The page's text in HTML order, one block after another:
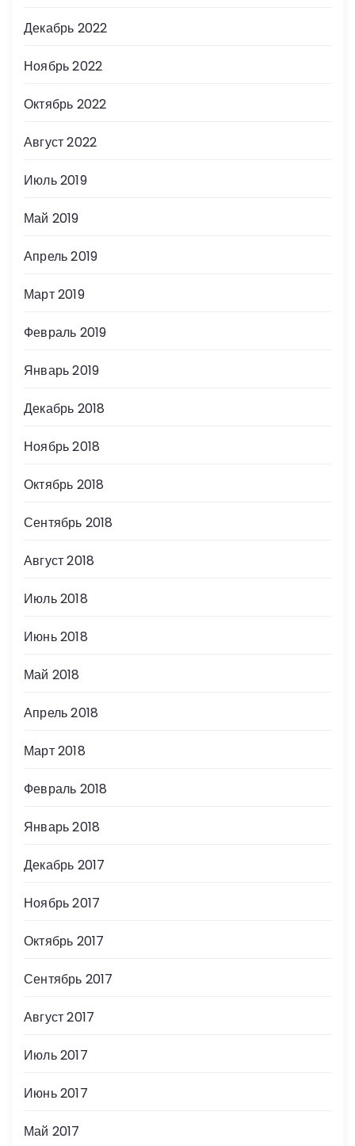
Декабрь 2022
Ноябрь 2022
Октябрь 2022
Август 2022
Июль 2019
Май 2019
Апрель 2019
Март 2019
Февраль 2019
Январь 2019
Декабрь 2018
Ноябрь 2018
Октябрь 2018
Сентябрь 2018
Август 2018
Июль 2018
Июнь 2018
Май 2018
Апрель 2018
Март 2018
Февраль 2018
Январь 2018
Декабрь 2017
Ноябрь 2017
Октябрь 2017
Сентябрь 2017
Август 2017
Июль 2017
Июнь 2017
Май 2017